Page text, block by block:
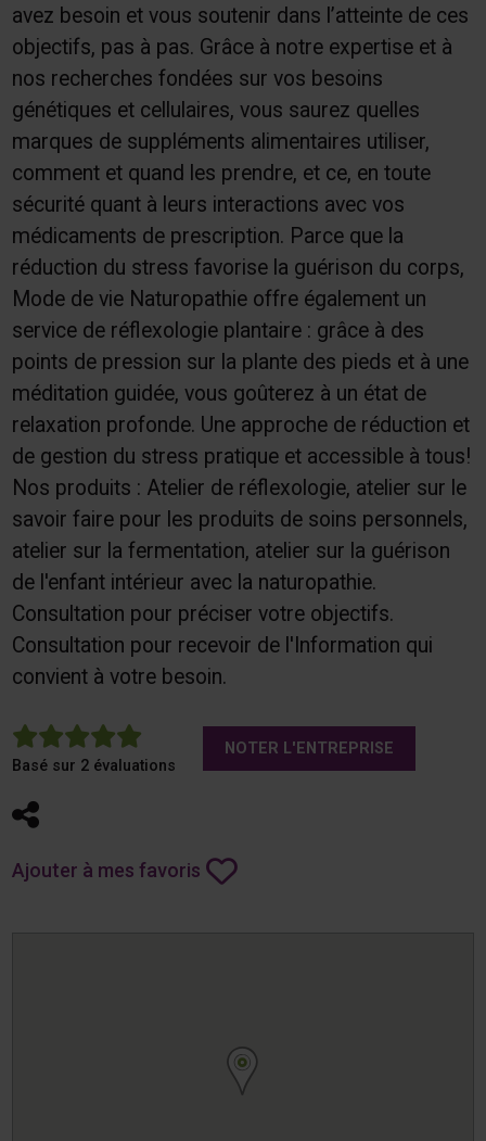
avez besoin et vous soutenir dans l’atteinte de ces
objectifs, pas à pas. Grâce à notre expertise et à
nos recherches fondées sur vos besoins
génétiques et cellulaires, vous saurez quelles
marques de suppléments alimentaires utiliser,
comment et quand les prendre, et ce, en toute
sécurité quant à leurs interactions avec vos
médicaments de prescription. Parce que la
réduction du stress favorise la guérison du corps,
Mode de vie Naturopathie offre également un
service de réflexologie plantaire : grâce à des
points de pression sur la plante des pieds et à une
méditation guidée, vous goûterez à un état de
relaxation profonde. Une approche de réduction et
de gestion du stress pratique et accessible à tous!
Nos produits : Atelier de réflexologie, atelier sur le
savoir faire pour les produits de soins personnels,
atelier sur la fermentation, atelier sur la guérison
de l'enfant intérieur avec la naturopathie.
Consultation pour préciser votre objectifs.
Consultation pour recevoir de l'Information qui
convient à votre besoin.
5
Basé sur 2 évaluations
NOTER L'ENTREPRISE
Partager
Ajouter à mes favoris